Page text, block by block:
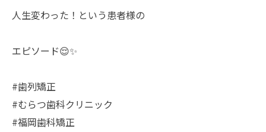
人生変わった！という患者様の
エピソード😌✨
#歯列矯正
#むらつ歯科クリニック
#福岡歯科矯正